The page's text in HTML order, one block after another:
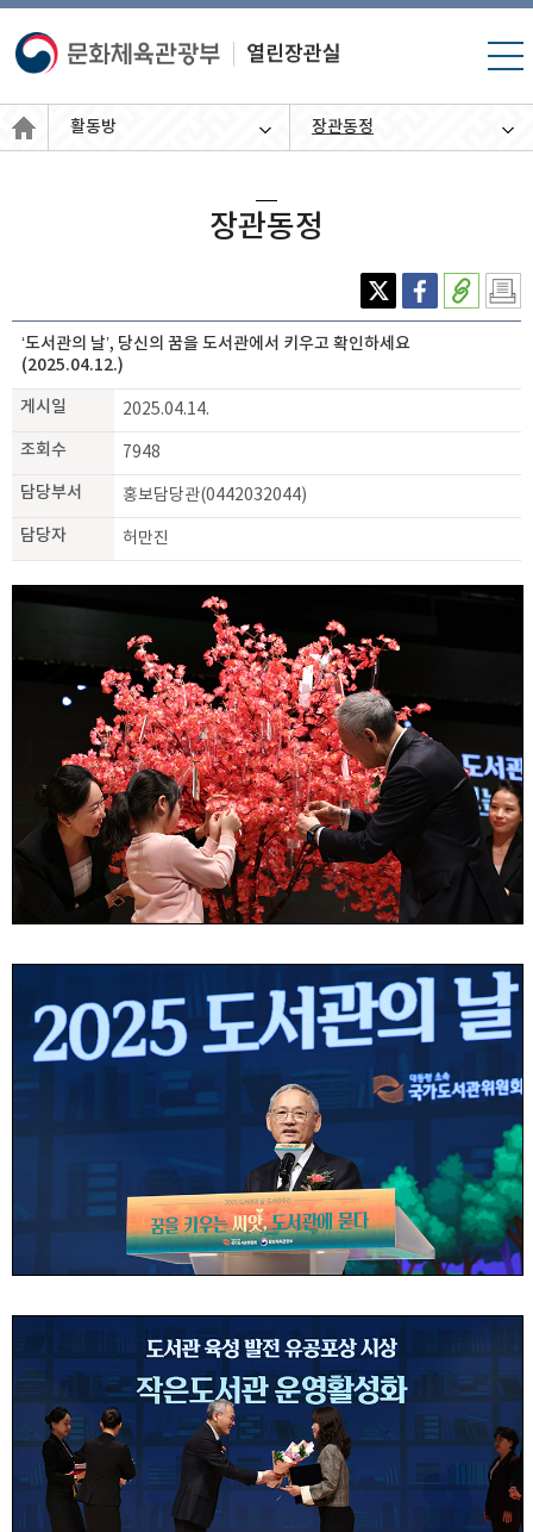
장관동정
활동방 장관동정
X(엑
스)
페이
스북
주소 인쇄
‘도서관의 날’, 당신의 꿈을 도서관에서 키우고 확인하세요
(2025.04.12.)
게시일 2025.04.14.
조회수 7948
담당부서 홍보담당관(0442032044)
담당자 허만진